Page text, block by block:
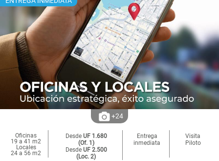
+24
Oficinas
19 a 41 m2
Locales
24 a 56 m2
Desde UF 1.680
(Of. 1)
Desde UF 2.500
(Loc. 2)
Entrega
inmediata
Visita
Piloto